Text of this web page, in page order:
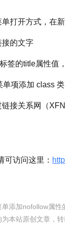
打开方式，在新
接的文字
签的title属性值
单项添加 class
链接关系网（
可访问这里：
添加nofollow属性
本站原创文章，转